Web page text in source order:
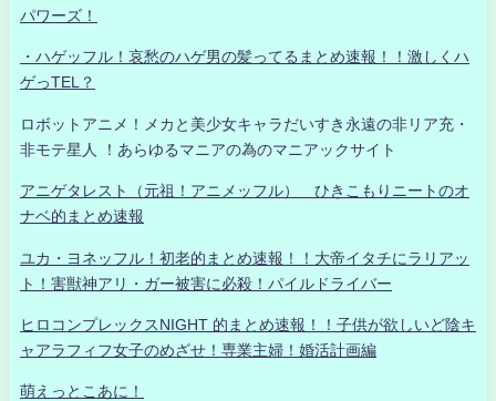
パワーズ！
・ハゲッフル！哀愁のハゲ男の髪ってるまとめ速報！！激しくハ
ゲっTEL？
ロボットアニメ！メカと美少女キャラだいすき永遠の非リア充・
非モテ星人 ！あらゆるマニアの為のマニアックサイト
アニゲタレスト（元祖！アニメッフル） ひきこもりニートのオ
ナベ的まとめ速報
ユカ・ヨネッフル！初老的まとめ速報！！大帝イタチにラリアッ
ト！害獣神アリ・ガー被害に必殺！パイルドライバー
ヒロコンプレックスNIGHT 的まとめ速報！！子供が欲しいど陰キ
ャアラフィフ女子のめざせ！専業主婦！婚活計画編
萌えっとこあに！